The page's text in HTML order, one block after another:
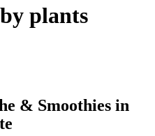
plants
& Smoothies in